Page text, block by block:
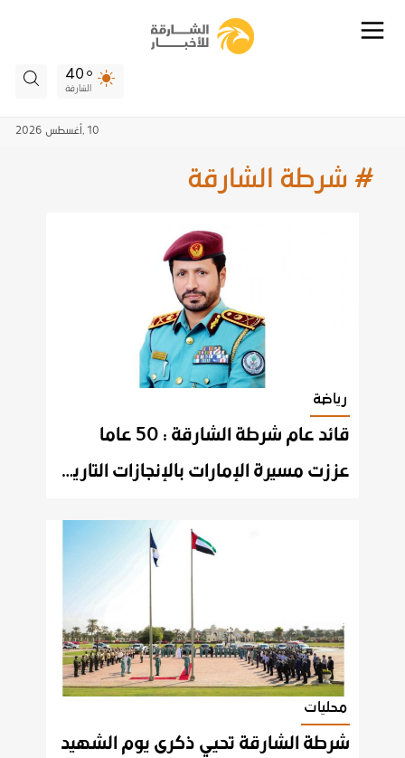
40
الشارقة
10 , أغسطس 2026
# شرطة الشارقة
رياضة
قائد عام شرطة الشارقة : 50 عاما
عززت مسيرة الإمارات بالإنجازات التاريخية والحضارية
محليات
شرطةالشارقةتحييذكرىيومالشهيد